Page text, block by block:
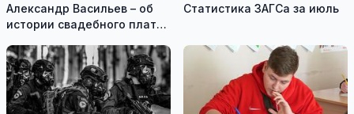
Александр Васильев – об
истории свадебного платья
истории моды (видео)
Статистика ЗАГСа за июль